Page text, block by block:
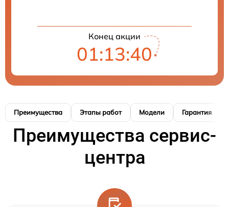
Конец акции
01:13:39
Преимущества Этапы работ Модели Гарантия
Преимущества сервис-
центра